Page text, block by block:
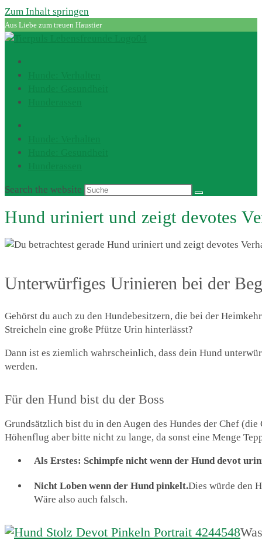
Zum Inhalt springen
Aus Liebe zum treuen Haustier
Search the website
Hund uriniert und zeigt devotes
Unterwürfiges Urinieren bei der
Gehörst du auch zu den Hundebesitzern, die bei der
Streicheln eine große Pfütze Urin hinterlässt?
Dann ist es ziemlich wahrscheinlich, dass dein Hund
werden.
Für den Hund bist du der Boss
Grundsätzlich bist du in den Augen des Hundes der Chef
Höhenflug aber bitte nicht zu lange, da sonst eine Menge
Als Erstes: Schimpfe nicht wenn der Hund devot
Nicht Loben wenn der Hund pinkelt.Dies würde den
Wäre also auch falsch.